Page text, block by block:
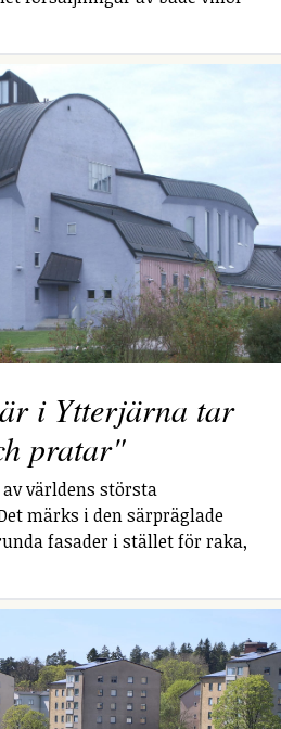
i Ytterjärna tar
pratar"
världens största
märks i den särpräglade
fasader i stället för raka,